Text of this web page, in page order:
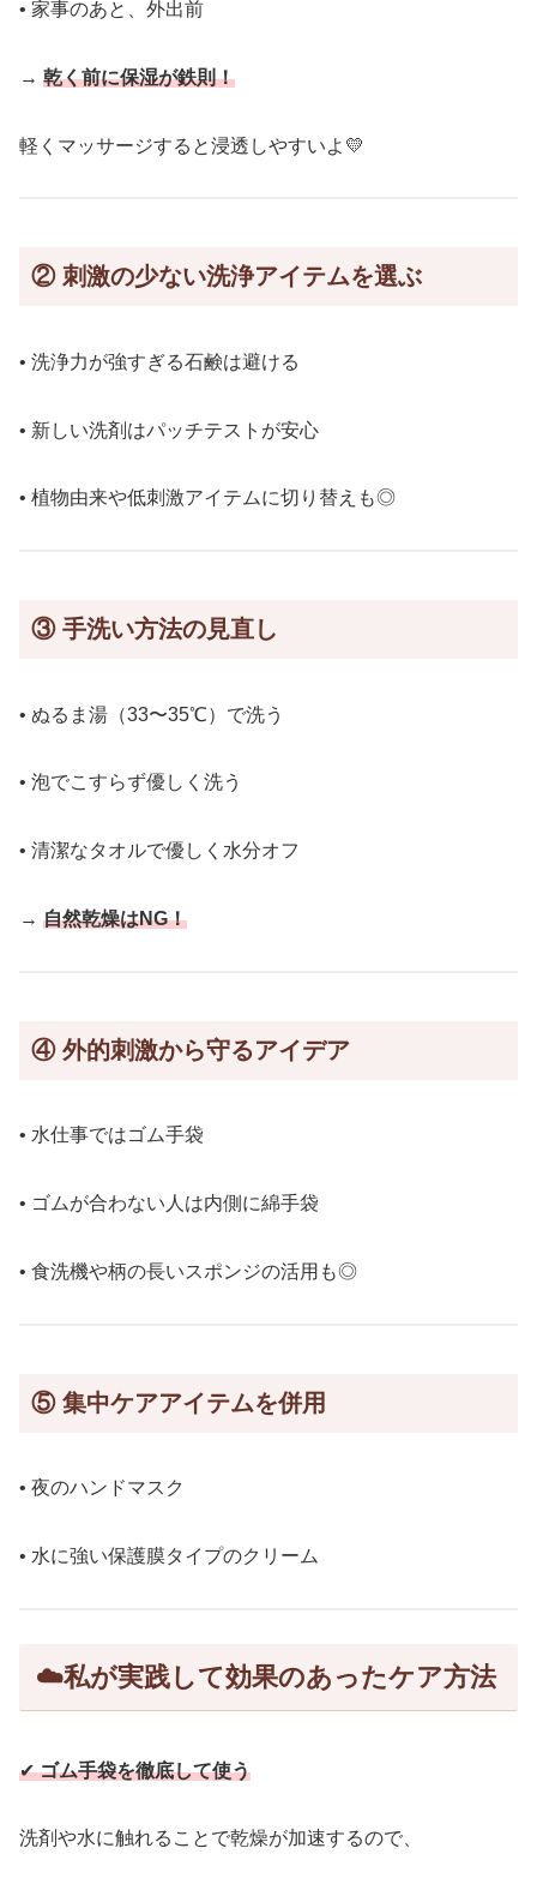
• 家事のあと、外出前
→ 乾く前に保湿が鉄則！
軽くマッサージすると浸透しやすいよ💛
②刺激の少ない洗浄アイテムを選ぶ
• 洗浄力が強すぎる石鹸は避ける
• 新しい洗剤はパッチテストが安心
• 植物由来や低刺激アイテムに切り替えも◎
③手洗い方法の見直し
• ぬるま湯（33〜35℃）で洗う
• 泡でこすらず優しく洗う
• 清潔なタオルで優しく水分オフ
→ 自然乾燥はNG！
④外的刺激から守るアイデア
• 水仕事ではゴム手袋
• ゴムが合わない人は内側に綿手袋
• 食洗機や柄の長いスポンジの活用も◎
⑤集中ケアアイテムを併用
• 夜のハンドマスク
• 水に強い保護膜タイプのクリーム
☁️私が実践して効果のあったケア方法
✔ゴム手袋を徹底して使う
洗剤や水に触れることで乾燥が加速するので、